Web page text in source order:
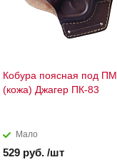
Кобура поясная под ПМ
(кожа) Джагер ПК-83
Мало
529 руб. /шт